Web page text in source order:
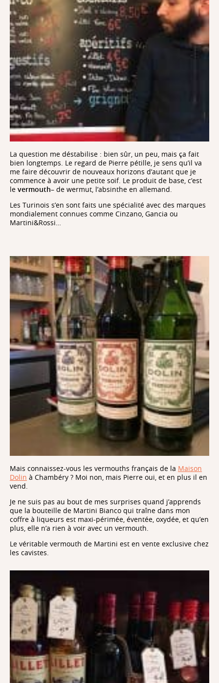
La question me déstabilise : bien sûr, un peu, mais ça fait
bien longtemps. Le regard de Pierre pétille, je sens qu’il va
me faire découvrir de nouveaux horizons d’autant que je
commence à avoir une petite soif. Le produit de base, c’est
le vermouth– de wermut, l’absinthe en allemand.
Les Turinois s’en sont faits une spécialité avec des marques
mondialement connues comme Cinzano, Gancia ou
Martini&Rossi…
Mais connaissez-vous les vermouths français de la Maison
Dolin à Chambéry ? Moi non, mais Pierre oui, et en plus il en
vend.
Je ne suis pas au bout de mes surprises quand j’apprends
que la bouteille de Martini Bianco qui traîne dans mon
coffre à liqueurs est maxi-périmée, éventée, oxydée, et qu’en
plus, elle n’a rien à voir avec un vermouth.
Le véritable vermouth de Martini est en vente exclusive chez
les cavistes.